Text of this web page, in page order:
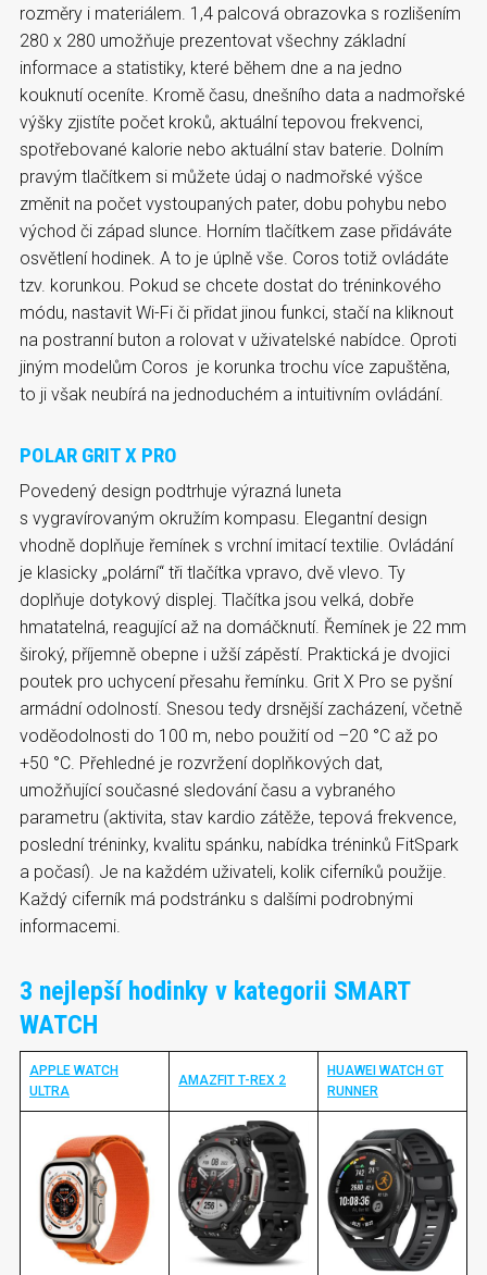
rozměry i materiálem. 1,4 palcová obrazovka s rozlišením
280 x 280 umožňuje prezentovat všechny základní
informace a statistiky, které během dne a na jedno
kouknutí oceníte. Kromě času, dnešního data a nadmořské
výšky zjistíte počet kroků, aktuální tepovou frekvenci,
spotřebované kalorie nebo aktuální stav baterie. Dolním
pravým tlačítkem si můžete údaj o nadmořské výšce
změnit na počet vystoupaných pater, dobu pohybu nebo
východ či západ slunce. Horním tlačítkem zase přidáváte
osvětlení hodinek. A to je úplně vše. Coros totiž ovládáte
tzv. korunkou. Pokud se chcete dostat do tréninkového
módu, nastavit Wi-Fi či přidat jinou funkci, stačí na kliknout
na postranní buton a rolovat v uživatelské nabídce. Oproti
jiným modelům Coros je korunka trochu více zapuštěna,
to ji však neubírá na jednoduchém a intuitivním ovládání.
POLAR GRIT X PRO
Povedený design podtrhuje výrazná luneta
s vygravírovaným okružím kompasu. Elegantní design
vhodně doplňuje řemínek s vrchní imitací textilie. Ovládání
je klasicky „polární“ tři tlačítka vpravo, dvě vlevo. Ty
doplňuje dotykový displej. Tlačítka jsou velká, dobře
hmatatelná, reagující až na domáčknutí. Řemínek je 22 mm
široký, příjemně obepne i užší zápěstí. Praktická je dvojici
poutek pro uchycení přesahu řemínku. Grit X Pro se pyšní
armádní odolností. Snesou tedy drsnější zacházení, včetně
voděodolnosti do 100 m, nebo použití od –20 °C až po
+50 °C. Přehledné je rozvržení doplňkových dat,
umožňující současné sledování času a vybraného
parametru (aktivita, stav kardio zátěže, tepová frekvence,
poslední tréninky, kvalitu spánku, nabídka tréninků FitSpark
a počasí). Je na každém uživateli, kolik ciferníků použije.
Každý ciferník má podstránku s dalšími podrobnými
informacemi.
3 nejlepší hodinky v kategorii SMART
WATCH
APPLE WATCH
ULTRA
AMAZFIT T-REX 2
HUAWEI WATCH GT
RUNNER